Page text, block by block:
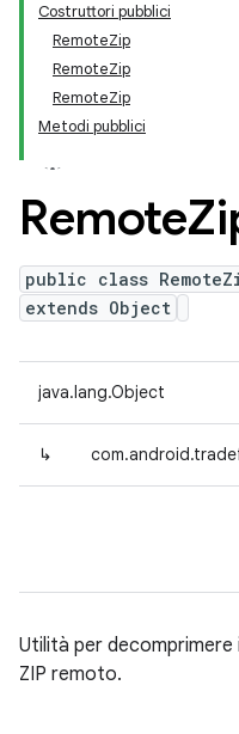
Costruttori pubblici
RemoteZip
RemoteZip
RemoteZip
Metodi pubblici
Remote
public class
extends Object
java.lang.Object
↳
Utilità per decomprimere
ZIP remoto.